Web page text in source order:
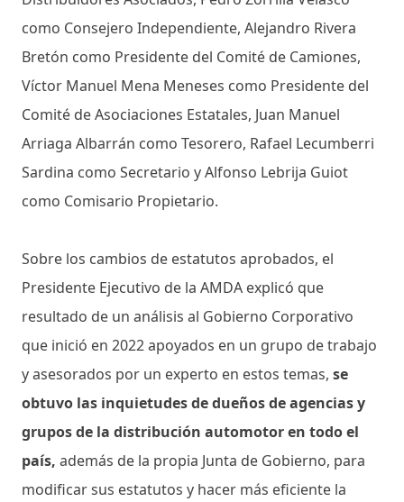
como Consejero Independiente, Alejandro Rivera
Bretón como Presidente del Comité de Camiones,
Víctor Manuel Mena Meneses como Presidente del
Comité de Asociaciones Estatales, Juan Manuel
Arriaga Albarrán como Tesorero, Rafael Lecumberri
Sardina como Secretario y Alfonso Lebrija Guiot
como Comisario Propietario.
Sobre los cambios de estatutos aprobados, el
Presidente Ejecutivo de la AMDA explicó que
resultado de un análisis al Gobierno Corporativo
que inició en 2022 apoyados en un grupo de trabajo
y asesorados por un experto en estos temas, se
obtuvo las inquietudes de dueños de agencias y
grupos de la distribución automotor en todo el
país, además de la propia Junta de Gobierno, para
modificar sus estatutos y hacer más eficiente la